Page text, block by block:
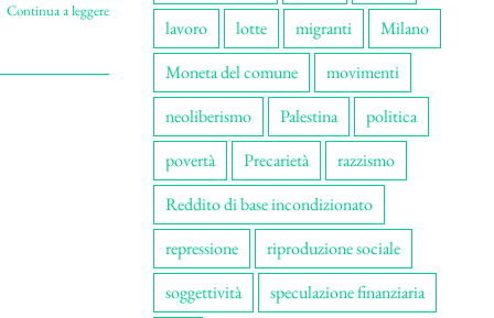
Continua a leggere
lavoro
lotte migranti
Milano
Moneta del comune
movimenti
neoliberismo
Palestina
politica
povertà
Precarietà
razzismo
Reddito di base incondizionato
repressione
riproduzione sociale
soggettività
speculazione finanziaria